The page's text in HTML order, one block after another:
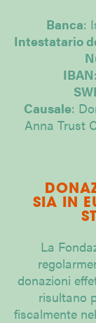
Banca:
Intestatario
IBAN
Causale:
Anna Trust
SIA IN
La
donazioni
risultano
fiscalmente